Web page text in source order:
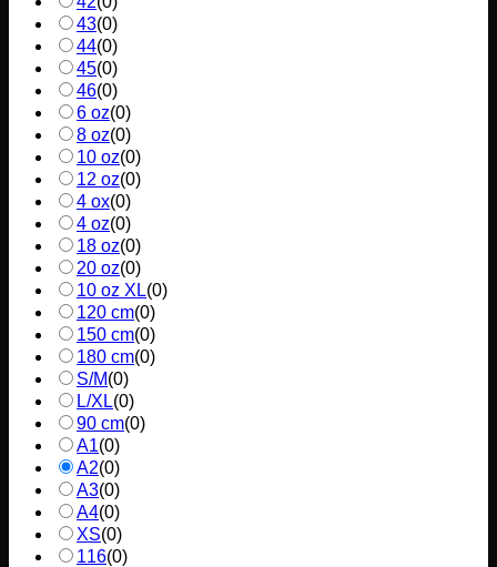
43(0)
44(0)
45(0)
46(0)
6 oz(0)
8 oz(0)
10 oz(0)
12 oz(0)
4 ox(0)
4 oz(0)
18 oz(0)
20 oz(0)
10 oz XL(0)
120 cm(0)
150 cm(0)
180 cm(0)
S/M(0)
L/XL(0)
90 cm(0)
A1(0)
A2(0)
A3(0)
A4(0)
XS(0)
116(0)